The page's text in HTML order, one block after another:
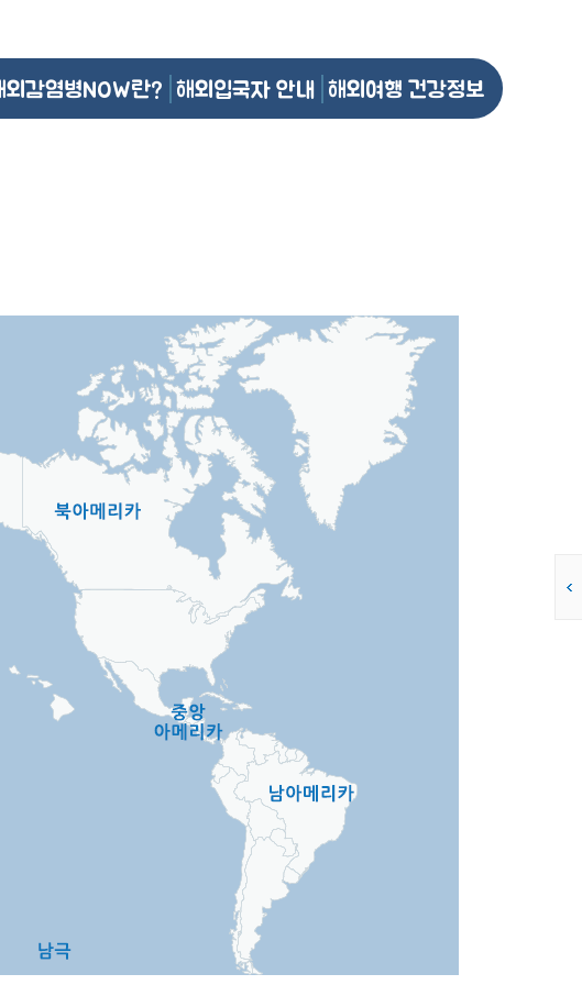
외감염병NOW란? 해외입국자 안내 해외여행 건강정보